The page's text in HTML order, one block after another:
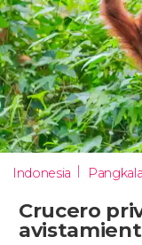
Indonesia
Crucero